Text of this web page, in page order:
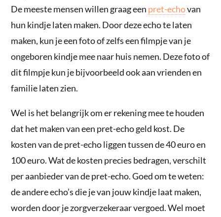
De meeste mensen willen graag een pret-echovan
hun kindje laten maken. Door deze echo te laten
maken, kun je een foto of zelfs een filmpje van je
ongeboren kindje mee naar huis nemen. Deze foto of
dit filmpje kun je bijvoorbeeld ook aan vrienden en
familie laten zien.
Wel is het belangrijk om er rekening mee te houden
dat het maken van een pret-echo geld kost. De
kosten van de pret-echo liggen tussen de 40 euro en
100 euro. Wat de kosten precies bedragen, verschilt
per aanbieder van de pret-echo. Goed om te weten:
de andere echo’s die je van jouw kindje laat maken,
worden door je zorgverzekeraar vergoed. Wel moet